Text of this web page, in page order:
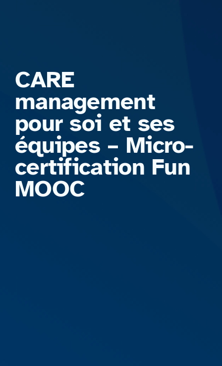
CARE
management
pour soi et ses
équipes – Micro-
certification Fun
MOOC